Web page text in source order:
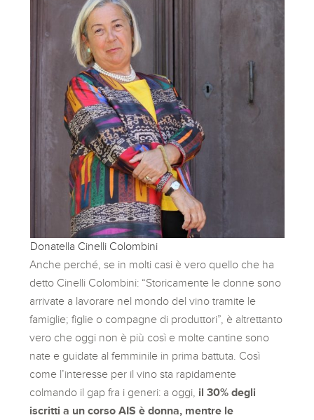
Donatella Cinelli Colombini
Anche perché, se in molti casi è vero quello che ha
detto Cinelli Colombini: “Storicamente le donne sono
arrivate a lavorare nel mondo del vino tramite le
famiglie; figlie o compagne di produttori”, è altrettanto
vero che oggi non è più così e molte cantine sono
nate e guidate al femminile in prima battuta. Così
come l’interesse per il vino sta rapidamente
colmando il gap fra i generi: a oggi, il 30% degli
iscritti a un corso AIS è donna, mentre le